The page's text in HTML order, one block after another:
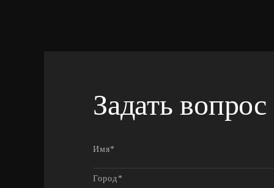
Задать вопрос